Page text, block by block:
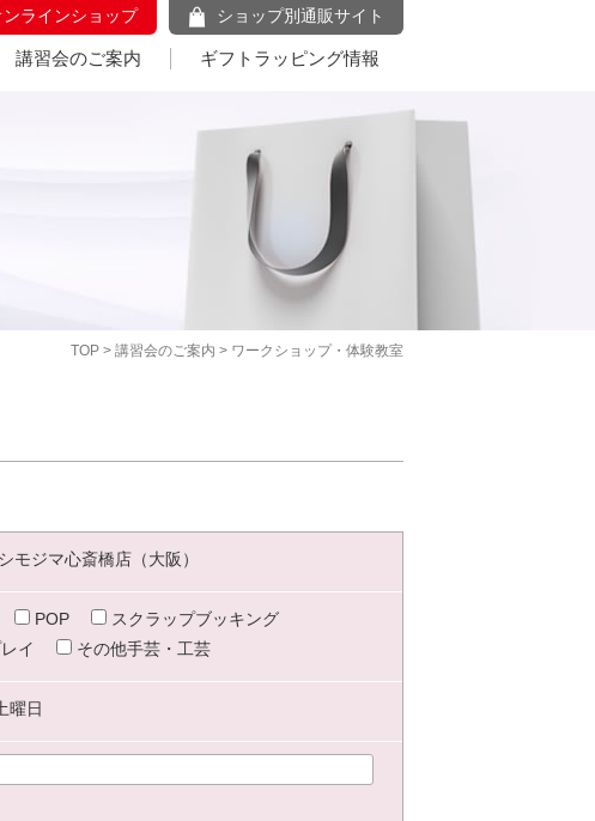
ラインショップ ショップ別通販サイト
講習会のご案内 ギフトラッピング情報
TOP > 講習会のご案内 > ワークショップ・体験教室
シモジマ心斎橋店（大阪）
POP
スクラップブッキング
イ その他手芸・工芸
曜日